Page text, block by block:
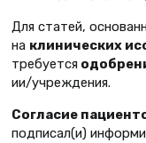
Для статей,
на клинических
требуется
ии/учреждения.
Согласие
подписал(и)